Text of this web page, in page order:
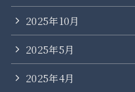
2025年10月
2025年5月
2025年4月